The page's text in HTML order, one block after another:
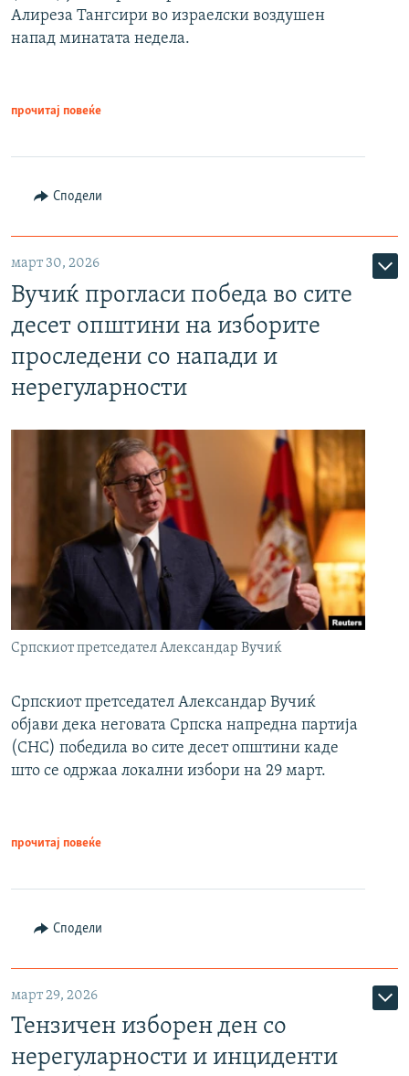
Алиреза Тангсири во израелски воздушен
напад минатата недела.
прочитај повеќе
Сподели
март 30, 2026
Вучиќ прогласи победа во сите
десет општини на изборите
проследени со напади и
нерегуларности
Српскиот претседател Александар Вучиќ
Српскиот претседател Александар Вучиќ
објави дека неговата Српска напредна партија
(СНС) победила во сите десет општини каде
што се одржаа локални избори на 29 март.
прочитај повеќе
Сподели
март 29, 2026
Тензичен изборен ден со
нерегуларности и инциденти